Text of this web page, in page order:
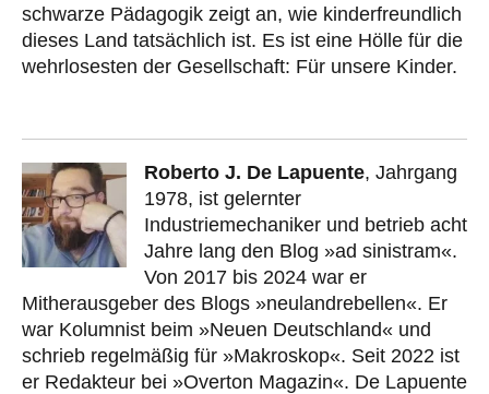
schwarze Pädagogik zeigt an, wie kinderfreundlich
dieses Land tatsächlich ist. Es ist eine Hölle für die
wehrlosesten der Gesellschaft: Für unsere Kinder.
Roberto J. De Lapuente, Jahrgang
1978, ist gelernter
Industriemechaniker und betrieb acht
Jahre lang den Blog »ad sinistram«.
Von 2017 bis 2024 war er
Mitherausgeber des Blogs »neulandrebellen«. Er
war Kolumnist beim »Neuen Deutschland« und
schrieb regelmäßig für »Makroskop«. Seit 2022 ist
er Redakteur bei »Overton Magazin«. De Lapuente